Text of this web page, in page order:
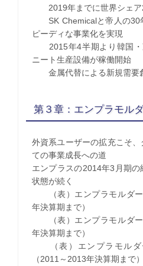
2019年までに世界シェア
SK Chemicalと帝人の30
ピーディな事業化を実現
2015年4半期より韓国・
ニート生産設備が稼働開始
金属代替による新規需要
第３章：エンプラモル
外資系ユーザーの拡充こそ
ての事業成長への道
エンプラスの2014年3月期
状態が続く
（表）エンプラモルダー
年決算期まで）
（表）エンプラモルダー
年決算期まで）
（表）エンプラモルダ
（2011～2013年決算期まで）